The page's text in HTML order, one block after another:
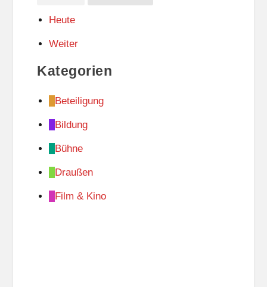
Heute
Weiter
Kategorien
Beteiligung
Bildung
Bühne
Draußen
Film & Kino